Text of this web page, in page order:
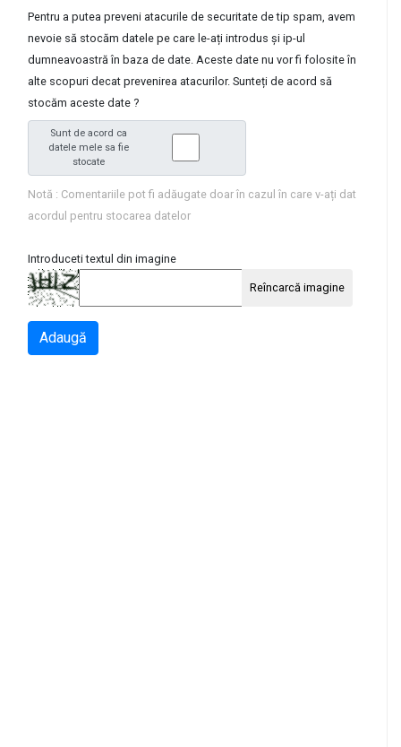
Pentru a putea preveni atacurile de securitate de tip spam, avem
nevoie să stocăm datele pe care le-ați introdus și ip-ul
dumneavoastră în baza de date. Aceste date nu vor fi folosite în
alte scopuri decat prevenirea atacurilor. Sunteți de acord să
stocăm aceste date ?
Sunt de acord ca
datele mele sa fie
stocate
Notă : Comentariile pot fi adăugate doar în cazul în care v-ați dat
acordul pentru stocarea datelor
Introduceti textul din imagine
Reîncarcă imagine
Adaugă